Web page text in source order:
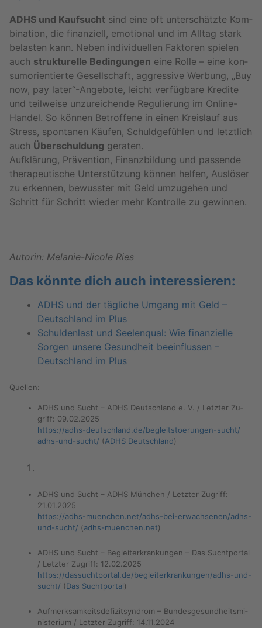
ADHS und Kauf­sucht sind eine oft un­ter­schätz­te Kom­
bi­na­ti­on, die fi­nan­zi­ell, emo­tio­nal und im All­tag stark
be­las­ten kann. Neben in­di­vi­du­el­len Fak­to­ren spie­len
auch struk­tu­rel­le Be­din­gun­gen eine Rolle – eine kon­
sum­ori­en­tier­te Ge­sell­schaft, ag­gres­si­ve Wer­bung, „Buy
now, pay later“-An­ge­bo­te, leicht ver­füg­ba­re Kre­di­te
und teil­wei­se un­zu­rei­chen­de Re­gu­lie­rung im On­line-
Han­del. So kön­nen Be­trof­fe­ne in einen Kreis­lauf aus
Stress, spon­ta­nen Käu­fen, Schuld­ge­füh­len und letzt­lich
auch Über­schul­dung ge­ra­ten.
Auf­klä­rung, Prä­ven­ti­on, Fi­nanz­bil­dung und pas­sen­de
the­ra­peu­ti­sche Un­ter­stüt­zung kön­nen hel­fen, Aus­lö­ser
zu er­ken­nen, be­wuss­ter mit Geld um­zu­ge­hen und
Schritt für Schritt wie­der mehr Kon­trol­le zu ge­win­nen.
Au­to­rin: Me­la­nie-Ni­co­le Ries
Das könn­te dich auch in­ter­es­sie­ren:
ADHS und der täg­li­che Um­gang mit Geld –
Deutsch­land im Plus
Schul­den­last und See­len­qual: Wie fi­nan­zi­el­le
Sor­gen un­se­re Ge­sund­heit be­ein­flus­sen –
Deutsch­land im Plus
Quel­len:
ADHS und Sucht – ADHS Deutsch­land e. V. / Letz­ter Zu­
griff: 09.02.2025
https://​adhs-​deutschland.​de/​beg​leit​stoe​rung​en-​sucht/​
adhs-​und-​sucht/ (ADHS Deutsch­land)
ADHS und Sucht – ADHS Mün­chen / Letz­ter Zu­griff:
21.01.2025
https://​adhs-​muenchen.​net/​adhs-​bei-​erwachsenen/​adhs-​
und-​sucht/ (adhs-mu­en­chen.net)
ADHS und Sucht – Be­glei­ter­kran­kun­gen – Das Sucht­por­tal
/ Letz­ter Zu­griff: 12.02.2025
https://​das​such​tpor​tal.​de/​beg​leit​erkr​anku​ngen/​adhs-​und-​
sucht/ (Das Sucht­por­tal)
Auf­merk­sam­keits­de­fi­zit­syn­drom – Bun­des­ge­sund­heits­mi­
nis­te­ri­um / Letz­ter Zu­griff: 14.11.2024